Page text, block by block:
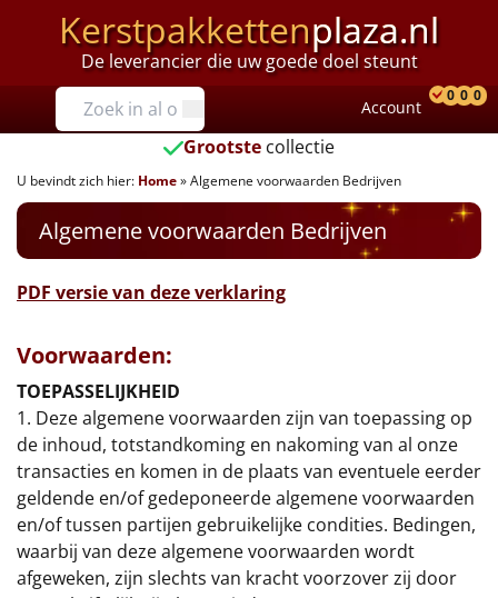
Kerstpakkettenplaza.nl
De leverancier die uw goede doel steunt
Prijzen
Tot €25
€25 tot €35
€35 tot €40
€40 tot €45
€45 tot €50
€50 tot €55
€55 tot €75
€75 tot €100
€100 en hoger
Account
0 0 0
Grootste collectie
U bevindt zich hier: Home»Algemene voorwaarden Bedrijven
Algemene voorwaarden Bedrijven
PDF versie van deze verklaring
Voorwaarden:
TOEPASSELIJKHEID
1. Deze algemene voorwaarden zijn van toepassing op
de inhoud, totstandkoming en nakoming van al onze
transacties en komen in de plaats van eventuele eerder
geldende en/of gedeponeerde algemene voorwaarden
en/of tussen partijen gebruikelijke condities. Bedingen,
waarbij van deze algemene voorwaarden wordt
afgeweken, zijn slechts van kracht voorzover zij door